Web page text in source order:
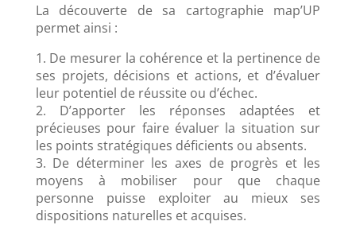
La découverte de sa cartographie map’UP
permet ainsi :
1. De mesurer la cohérence et la pertinence de
ses projets, décisions et actions, et d’évaluer
leur potentiel de réussite ou d’échec.
2. D’apporter les réponses adaptées et
précieuses pour faire évaluer la situation sur
les points stratégiques déficients ou absents.
3. De déterminer les axes de progrès et les
moyens à mobiliser pour que chaque
personne puisse exploiter au mieux ses
dispositions naturelles et acquises.